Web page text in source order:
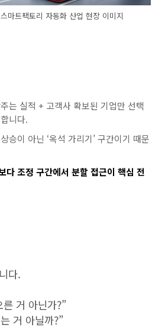
마트팩토리 자동화 산업 현장 이미지
는 실적 + 고객사 확보된 기업만 선택
니다.
승이 아닌 ‘옥석 가리기’ 구간이기 때문
다 조정 구간에서 분할 접근이 핵심 전
다.
거 아닌가?”
거 아닐까?”